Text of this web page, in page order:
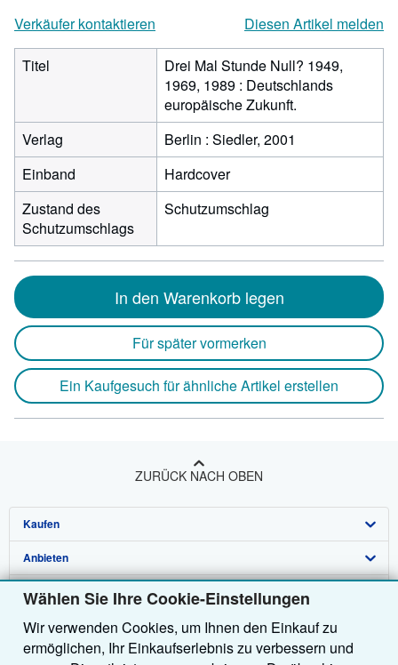
Wählen Sie Ihre Cookie-Einstellungen
Wir verwenden Cookies, um Ihnen den Einkauf zu
ermöglichen, Ihr Einkaufserlebnis zu verbessern und
Verkäufer kontaktieren
Diesen Artikel melden
Titel
Drei Mal Stunde Null? 1949,
1969, 1989 : Deutschlands
europäische Zukunft.
Verlag
Berlin : Siedler, 2001
Einband
Hardcover
Zustand des
Schutzumschlags
Schutzumschlag
In den Warenkorb legen
Für später vormerken
Ein Kaufgesuch für ähnliche Artikel erstellen
ZURÜCK NACH OBEN
Kaufen
Detailsuche
Sammlungen
Nutzerkonto
Meine Bestellungen
Anbieten
Verkäufer werden
Partnerprogramm
Empfehlen Sie einen Verkäufer
Über uns
Über uns / Impressum
Presse
Hilfe
Hilfebereich
Weitere AbeBooks Unternehmen